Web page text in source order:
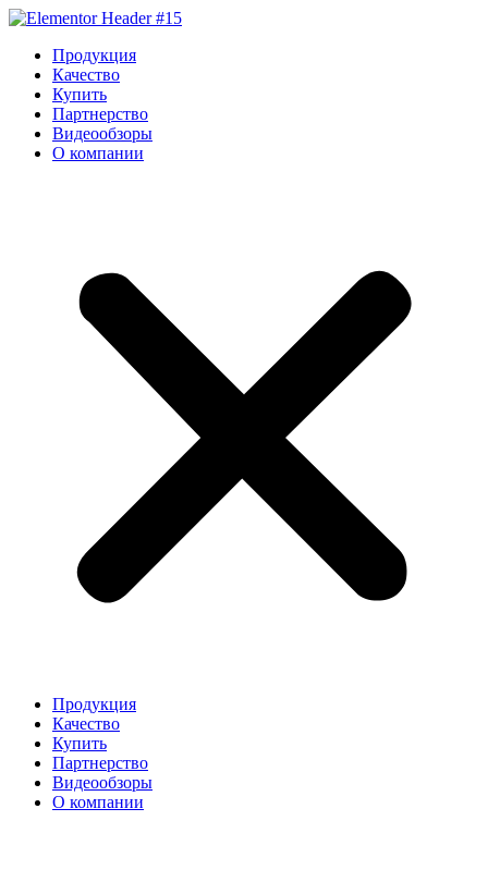
Перейти
содержимому
Продукция
Качество
Купить
Партнерство
Видеообзоры
О компании
Продукция
Качество
Купить
Партнерство
Видеообзоры
О компании